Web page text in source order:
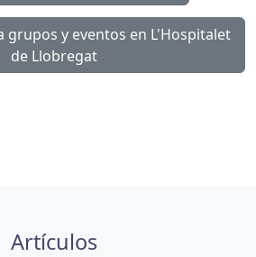
grupos y eventos en L'Hospitalet
de Llobregat
Artículos